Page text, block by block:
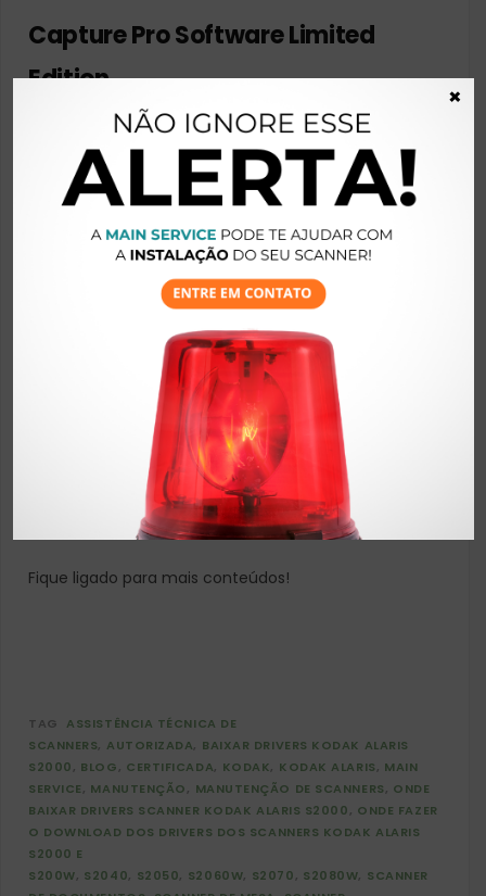
Capture Pro Software Limited
Edition
Capture Pro Limited Edition da Kodak
foi criado para agilizar fluxos de trabalho e
processos. Com ele você é capaz de capturar e
indexar dados críticos, enviando informações mais
inteligentes para sistemas ECM e aplicativos de
Esperamos ter te ajudado! Se o seu equipamento
continuar apresentando falhas entre em contato
conosco e abra um chamado de
Clique aqui.
Nos siga nas nossas redes sociais,clique aqui.
Fique ligado para mais conteúdos!
TAG
ASSISTÊNCIA TÉCNICA DE
SCANNERS
AUTORIZADA
BAIXAR DRIVERS KODAK ALARIS
S2000
BLOG CERTIFICADA KODAK KODAK ALARIS
MAIN
SERVICE
MANUTENÇÃO MANUTENÇÃO DE SCANNERS
ONDE
BAIXAR DRIVERS SCANNER KODAK ALARIS S2000
ONDE FAZER
O DOWNLOAD DOS DRIVERS DOS SCANNERS KODAK ALARIS
S2000 E
S200W S2040 S2050 S2060W S2070 S2080W SCANNER
×